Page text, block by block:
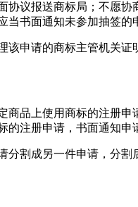
议报送商标局；不愿
书面通知未参加抽签的
申请的商标主管机关证
品上使用商标的注册申
注册申请，书面通知申
割成另一件申请，分割